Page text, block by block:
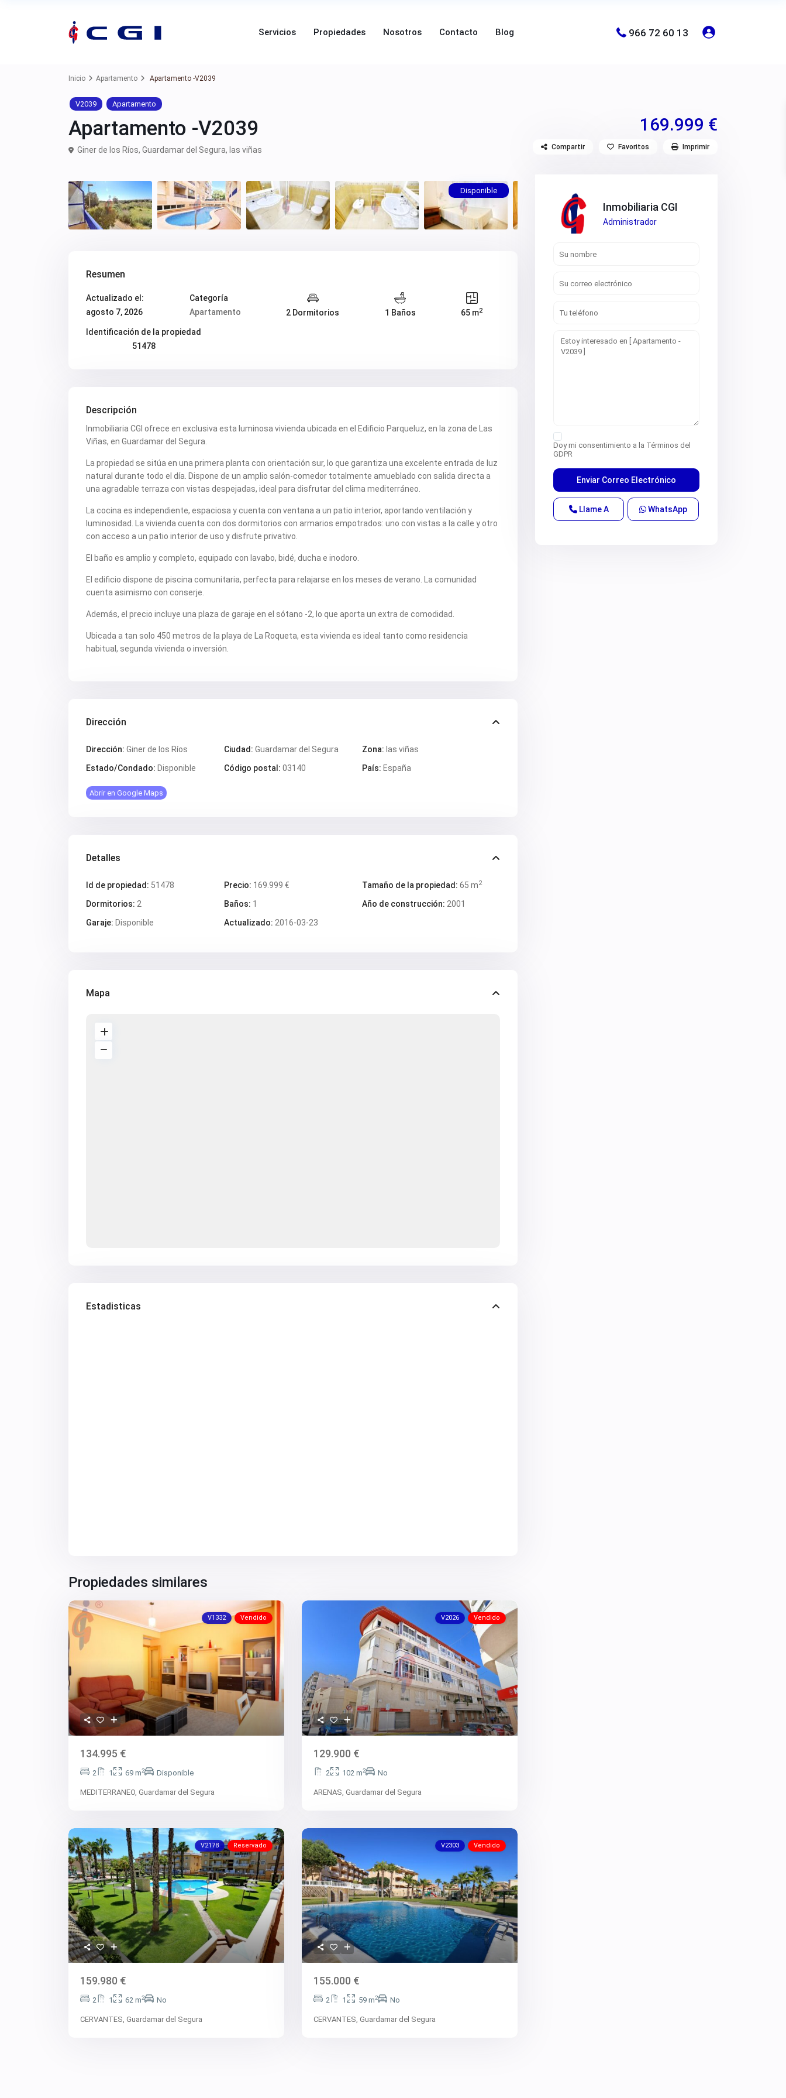
Servicios Propiedades Nosotros Contacto Blog 966 72 60 13
Inicio Apartamento Apartamento -V2039
V2039 Apartamento
Apartamento -V2039 169.999 €
Giner de los Ríos, Guardamar del Segura, las viñas Compartir Favoritos Imprimir
Disponible
Resumen
Actualizado el:
agosto 7, 2026
Categoría
Apartamento
2 Dormitorios 1 Baños 65 m2
Identificación de la propiedad
51478
Descripción
Inmobiliaria CGI ofrece en exclusiva esta luminosa vivienda ubicada en el Edificio Parqueluz, en la zona de Las
Viñas, en Guardamar del Segura.
La propiedad se sitúa en una primera planta con orientación sur, lo que garantiza una excelente entrada de luz
natural durante todo el día. Dispone de un amplio salón-comedor totalmente amueblado con salida directa a
una agradable terraza con vistas despejadas, ideal para disfrutar del clima mediterráneo.
La cocina es independiente, espaciosa y cuenta con ventana a un patio interior, aportando ventilación y
luminosidad. La vivienda cuenta con dos dormitorios con armarios empotrados: uno con vistas a la calle y otro
con acceso a un patio interior de uso y disfrute privativo.
El baño es amplio y completo, equipado con lavabo, bidé, ducha e inodoro.
El edificio dispone de piscina comunitaria, perfecta para relajarse en los meses de verano. La comunidad
cuenta asimismo con conserje.
Además, el precio incluye una plaza de garaje en el sótano -2, lo que aporta un extra de comodidad.
Ubicada a tan solo 450 metros de la playa de La Roqueta, esta vivienda es ideal tanto como residencia
habitual, segunda vivienda o inversión.
Dirección
Dirección: Giner de los Ríos Ciudad: Guardamar del Segura Zona: las viñas
Estado/Condado: Disponible Código postal: 03140 País: España
Abrir en Google Maps
Detalles
Id de propiedad: 51478 Precio: 169.999 € Tamaño de la propiedad: 65 m2
Dormitorios: 2 Baños: 1 Año de construcción: 2001
Garaje: Disponible Actualizado: 2016-03-23
Mapa
Estadisticas
Propiedades similares
V1332 Vendido
134.995 €
2 1 69 m2 Disponible
MEDITERRANEO, Guardamar del Segura
V2026 Vendido
129.900 €
2 102 m2 No
ARENAS, Guardamar del Segura
V2178 Reservado
159.980 €
2 1 62 m2 No
CERVANTES, Guardamar del Segura
V2303 Vendido
155.000 €
2 1 59 m2 No
CERVANTES, Guardamar del Segura
Inmobiliaria CGI
Administrador
Doy mi consentimiento a la Términos del
GDPR
Llame A WhatsApp